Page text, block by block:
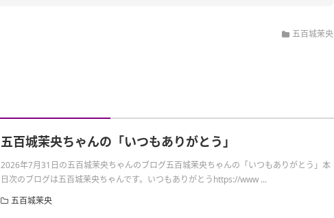
五百城茉央
五百城茉央ちゃんの「いつもありがとう」
2026年7月31日の五百城茉央ちゃんのブログ五百城茉央ちゃんの「いつもありがとう」本
日次のブログは五百城茉央ちゃんです。いつもありがとうhttps://www ...
五百城茉央